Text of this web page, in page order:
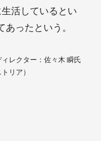
活しているとい
ったという。
ィレクター：佐々木 瞬氏
トリア）